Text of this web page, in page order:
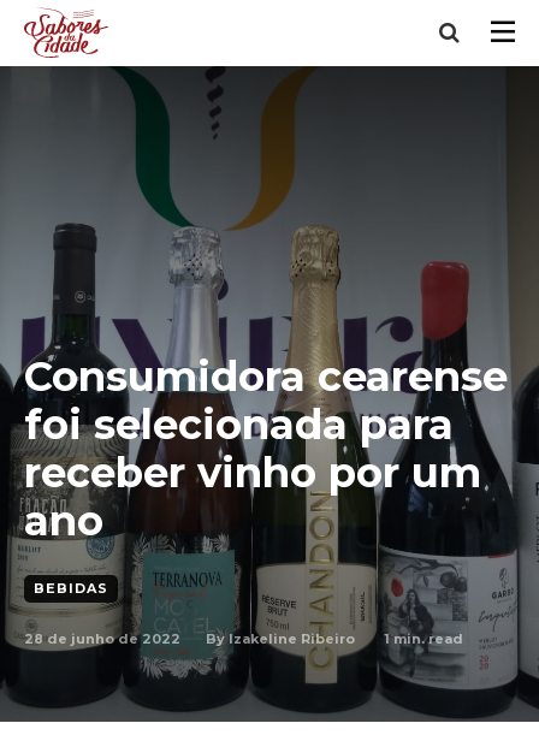
Consumidora cearense
foi selecionada para
receber vinho por um
ano
BEBIDAS
28 de junho de 2022 By Izakeline Ribeiro 1 min. read